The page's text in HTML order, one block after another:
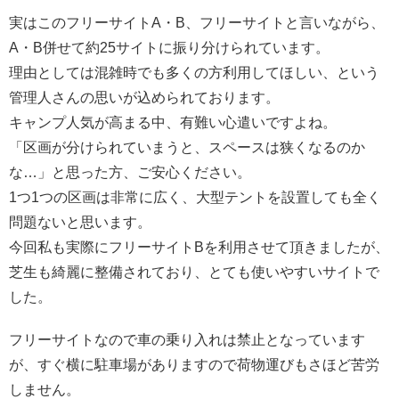
実はこのフリーサイトA・B、フリーサイトと言いながら、
A・B併せて約25サイトに振り分けられています。
理由としては混雑時でも多くの方利用してほしい、という
管理人さんの思いが込められております。
キャンプ人気が高まる中、有難い心遣いですよね。
「区画が分けられていまうと、スペースは狭くなるのか
な…」と思った方、ご安心ください。
1つ1つの区画は非常に広く、大型テントを設置しても全く
問題ないと思います。
今回私も実際にフリーサイトBを利用させて頂きましたが、
芝生も綺麗に整備されており、とても使いやすいサイトで
した。
フリーサイトなので車の乗り入れは禁止となっています
が、すぐ横に駐車場がありますので荷物運びもさほど苦労
しません。